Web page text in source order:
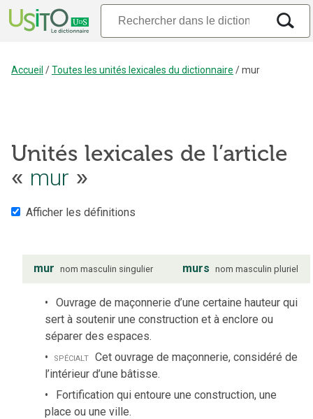
Accueil /Toutes les unités lexicales du dictionnaire /mur
Unités lexicales de l’article
« mur »
Afficher les définitions
mur nom masculin singulier murs nom masculin pluriel
Ouvrage de maçonnerie d’une certaine hauteur qui
sert à soutenir une construction et à enclore ou
séparer des espaces.
spécialt Cet ouvrage de maçonnerie, considéré de
l’intérieur d’une bâtisse.
Fortification qui entoure une construction, une
place ou une ville.